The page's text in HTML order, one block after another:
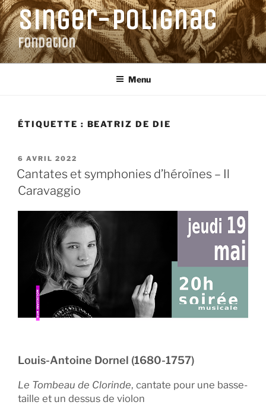
Aller
au
contenu
principal
Singer-Polignac
Fondation
Menu
ÉTIQUETTE : BEATRIZ DE DIE
PUBLIÉ
LE
6 AVRIL 2022
Cantates et symphonies d’héroïnes – Il
Caravaggio
Louis-Antoine Dornel (1680-1757)
Le Tombeau de Clorinde, cantate pour une basse-
taille et un dessus de violon